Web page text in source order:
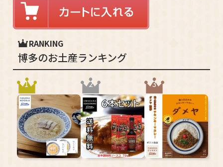
RANKING
博多のお土産ランキング
1 2 3